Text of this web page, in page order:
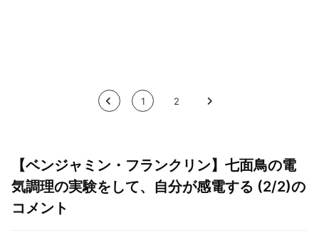
< 1 2 >
【ベンジャミン・フランクリン】七面鳥の電
気調理の実験をして、自分が感電する (2/2)の
コメント